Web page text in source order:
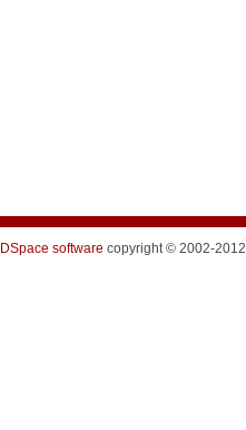
DSpace software copyright © 2002-2012